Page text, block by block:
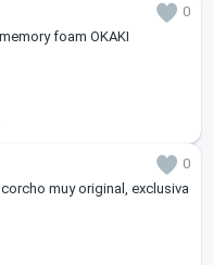
0
foam OKAKI
0
muy original, exclusiva